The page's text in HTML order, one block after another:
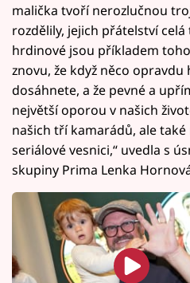
malička tvoří nerozlučnou
rozdělily, jejich přátelství celá
hrdinové jsou příkladem
znovu, že když něco
dosáhnete, a že pevné a
největší oporou v našich
našich tří kamarádů, ale
seriálové vesnici,“ uvedla s
skupiny Prima Lenka